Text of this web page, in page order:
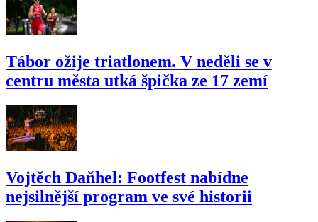
Tábor ožije triatlonem. V neděli se v
centru města utká špička ze 17 zemí
Vojtěch Daňhel: Footfest nabídne
nejsilnější program ve své historii